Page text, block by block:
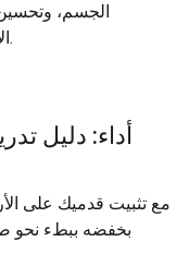
الجسم،
الاستقرار والسلامة الإضافية لجهاز سميث.
أداء: دليل
مع تثبيت قدميك على
بخفضه ببطء نحو